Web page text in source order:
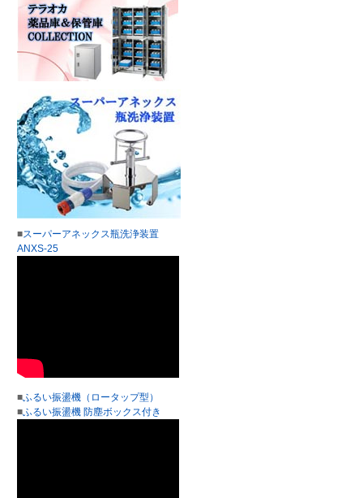
■スーパーアネックス瓶洗浄装置
ANXS-25
■ふるい振盪機（ロータップ型）
■ふるい振盪機 防塵ボックス付き